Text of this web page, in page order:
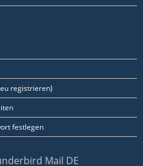
registrieren)
festlegen
Mail DE